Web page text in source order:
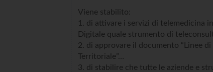
Viene stabilito:
1. di attivare i servizi di telemedicina
Digitale quale strumento di
2. di approvare il documento “Linee
Territoriale”…
3. di stabilire che tutte le aziende e